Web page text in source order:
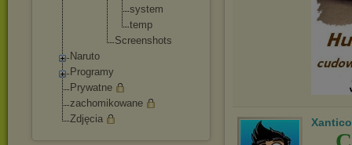
system
temp
Screenshots
Naruto
Programy
Prywatne
zachomikowane
Zdjęcia
Xantico